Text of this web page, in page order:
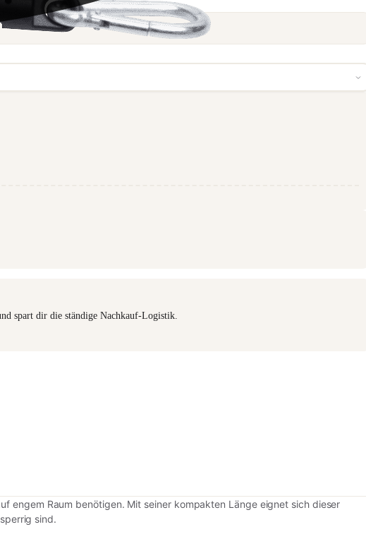
spart dir die ständige Nachkauf-Logistik.
engem Raum benötigen. Mit seiner kompakten Länge eignet sich dieser
sind.